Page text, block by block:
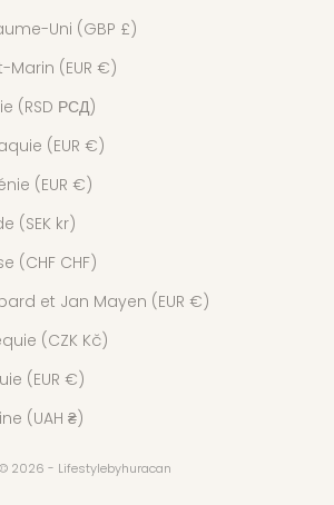
Uni (GBP £)
Marin (EUR €)
(RSD РСД)
(EUR €)
(EUR €)
(SEK kr)
(CHF CHF)
et Jan Mayen (EUR €)
(CZK Kč)
(EUR €)
(UAH ₴)
© 2026 - Lifestylebyhuracan